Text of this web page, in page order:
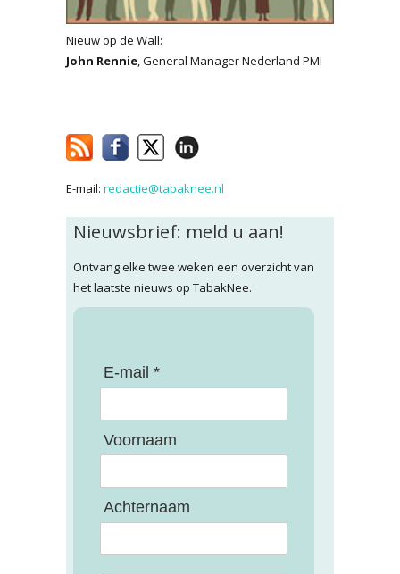
Nieuw op de Wall:
John Rennie, General Manager Nederland PMI
E-mail: redactie@tabaknee.nl
Nieuwsbrief: meld u aan!
Ontvang elke twee weken een overzicht van
het laatste nieuws op TabakNee.
E-mail *
Voornaam
Achternaam